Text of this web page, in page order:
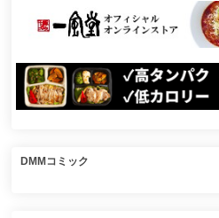
DMMコミック